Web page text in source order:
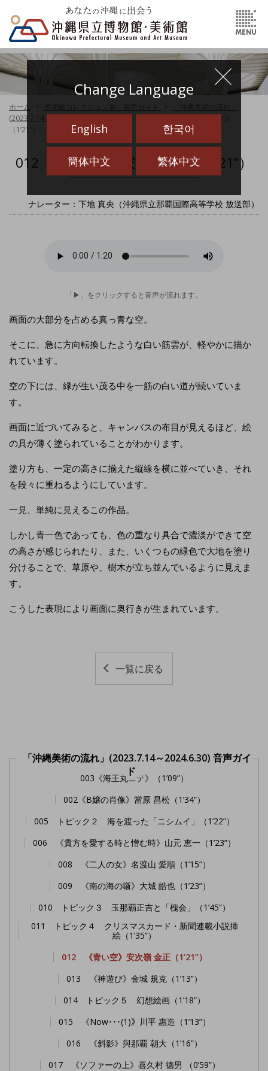
Change Language
English 한국어
簡体中文 繁体中文
ホーム
(2023.7.14～2024.6.30) 音声ガイド
（1’21”）
012 《青い空》安次嶺 金正（1’21”）
ナレーター：下地 真央（沖縄県立那覇国際高等学校 放送部）
「▶」をクリックすると音声が流れます。
画面の大部分を占める真っ青な空。
そこに、急に方向転換したような白い筋雲が、軽やかに描か
れています。
空の下には、緑が生い茂る中を一筋の白い道が続いていま
す。
画面に近づいてみると、キャンバスの布目が見えるほど、絵
の具が薄く塗られていることがわかります。
塗り方も、一定の高さに揃えた縦線を横に並べていき、それ
を段々に重ねるようにしています。
一見、単純に見えるこの作品。
しかし青一色であっても、色の重なり具合で濃淡ができて空
の高さが感じられたり、また、いくつもの緑色で大地を塗り
分けることで、草原や、樹木が立ち並んでいるように見えま
す。
こうした表現により画面に奥行きが生まれています。
一覧に戻る
「沖縄美術の流れ」(2023.7.14～2024.6.30) 音声ガイ
ド
003《海王丸ニテ》（1’09”）
002《B嬢の肖像》當原 昌松（1’34”）
005 トピック２ 海を渡った「ニシムイ」（1’22”）
006 《貴方を愛する時と憎む時》山元 恵一（1’23”）
008 《二人の女》名渡山 愛順（1’15”）
009 《南の海の噺》大城 皓也（1’23”）
010 トピック３ 玉那覇正吉と「槐会」（1’45”）
011 トピック４ クリスマスカード・新聞連載小説挿
絵（1’35”）
012 《青い空》安次嶺 金正（1’21”）
013 《神遊び》金城 規克（1’13”）
014 トピック５ 幻想絵画（1’18”）
015 《Now･･･(1)》川平 惠造（1’13”）
016 《斜影》與那覇 朝大（1’16”）
017 《ソファーの上》喜久村 徳男 （0’59”）